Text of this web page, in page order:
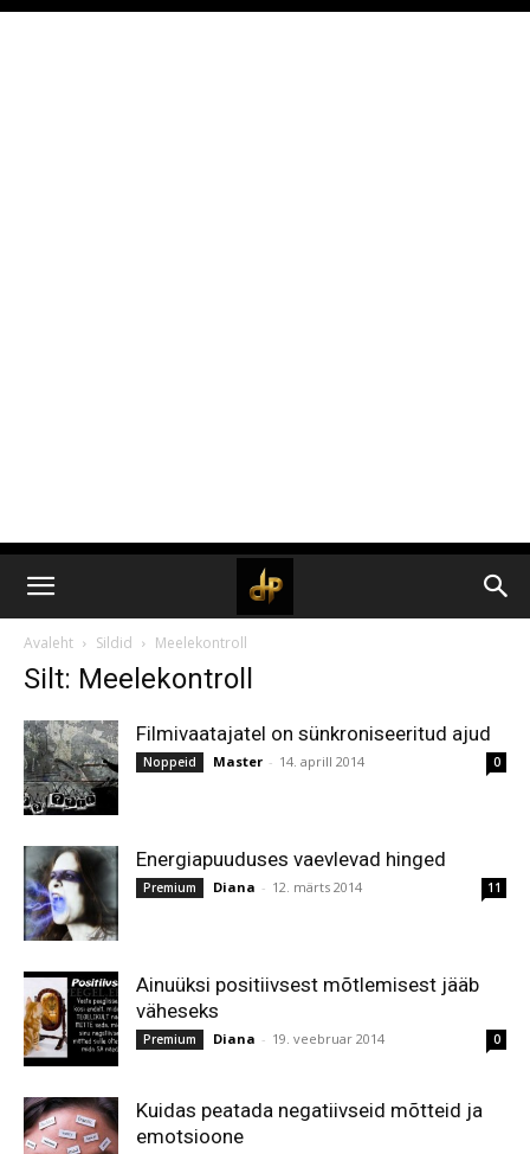
Avaleht Sildid Meelekontroll
Silt: Meelekontroll
Filmivaatajatel on sünkroniseeritud ajud
Noppeid Master - 14. aprill 2014 0
Energiapuuduses vaevlevad hinged
Premium Diana - 12. märts 2014 11
Ainuüksi positiivsest mõtlemisest jääb
väheseks
Premium Diana - 19. veebruar 2014 0
Kuidas peatada negatiivseid mõtteid ja
emotsioone